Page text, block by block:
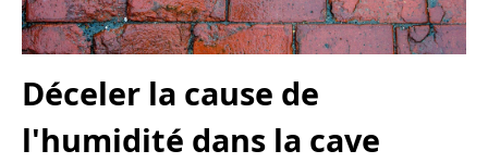
Déceler la cause de
l'humidité dans la cave